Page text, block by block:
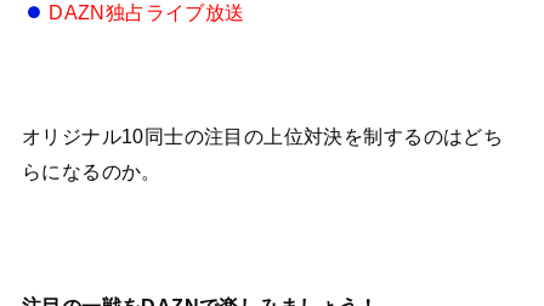
DAZN独占ライブ放送
オリジナル10同士の注目の上位対決を制するのはどち
らになるのか。